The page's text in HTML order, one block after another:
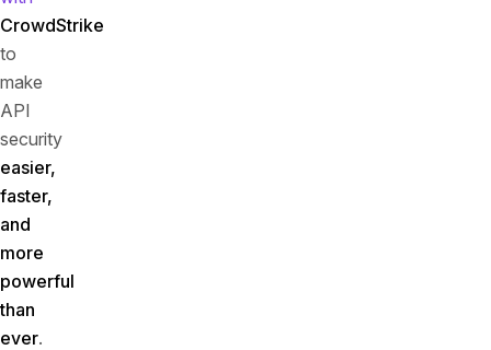
CrowdStrike
to
make
API
security
easier,
faster,
and
more
powerful
than
ever.